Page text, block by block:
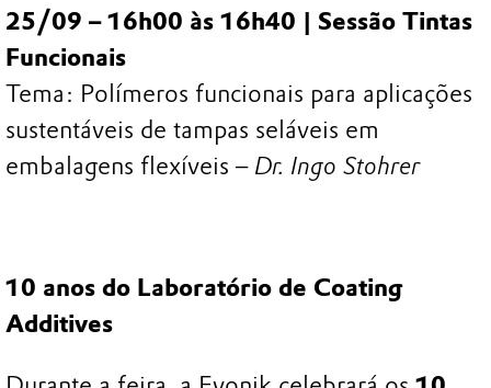
25/09 – 16h00 às 16h40 | Sessão Tintas
Funcionais
Tema: Polímeros funcionais para aplicações
sustentáveis de tampas seláveis em
embalagens flexíveis – Dr. Ingo Stohrer
10 anos do Laboratório de Coating
Additives